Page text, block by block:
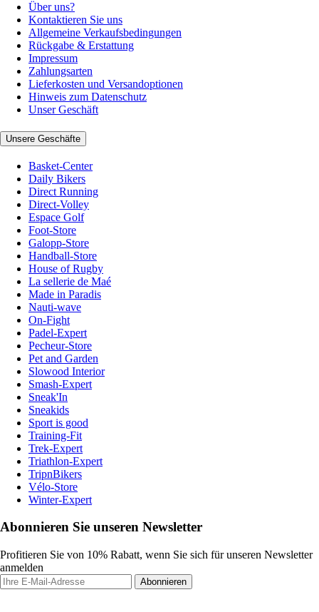
Über uns?
Kontaktieren Sie uns
Allgemeine Verkaufsbedingungen
Rückgabe & Erstattung
Impressum
Zahlungsarten
Lieferkosten und Versandoptionen
Hinweis zum Datenschutz
Unser Geschäft
Unsere Geschäfte
Basket-Center
Daily Bikers
Direct Running
Direct-Volley
Espace Golf
Foot-Store
Galopp-Store
Handball-Store
House of Rugby
La sellerie de Maé
Made in Paradis
Nauti-wave
On-Fight
Padel-Expert
Pecheur-Store
Pet and Garden
Slowood Interior
Smash-Expert
Sneak'In
Sneakids
Sport is good
Training-Fit
Trek-Expert
Triathlon-Expert
TripnBikers
Vélo-Store
Winter-Expert
Abonnieren Sie unseren Newsletter
Profitieren Sie von 10% Rabatt, wenn Sie sich für unseren Newsletter
anmelden
Abonnieren